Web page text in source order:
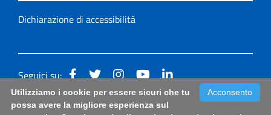
Dichiarazione di accessibilità
Seguici su:
Accessibilità: form di segnalazione di prima istanza per
Acconsento
Utilizziamo i cookie per essere sicuri che tu
possa avere la migliore esperienza sul